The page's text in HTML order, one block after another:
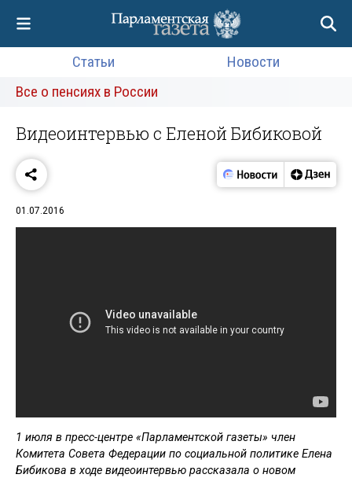
Статьи
Новости
Все о пенсиях в России
Видеоинтервью с Еленой Бибиковой
01.07.2016
1 июля в пресс-центре «Парламентской газеты» член
Комитета Совета Федерации по социальной политике Елена
Бибикова в ходе видеоинтервью рассказала о новом